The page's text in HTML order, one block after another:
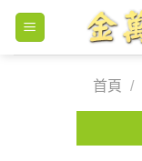
Skip
content
首頁
/